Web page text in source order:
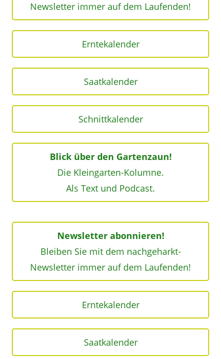
Newsletter immer auf dem Laufenden!
Erntekalender
Saatkalender
Schnittkalender
Blick über den Gartenzaun!
Die Kleingarten-Kolumne.
Als Text und Podcast.
Newsletter abonnieren!
Bleiben Sie mit dem nachgeharkt-
Newsletter immer auf dem Laufenden!
Erntekalender
Saatkalender